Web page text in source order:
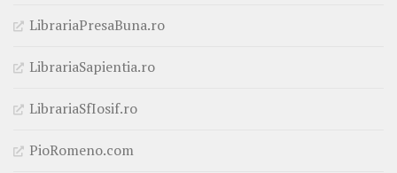
LibrariaPresaBuna.ro
LibrariaSapientia.ro
LibrariaSfIosif.ro
PioRomeno.com